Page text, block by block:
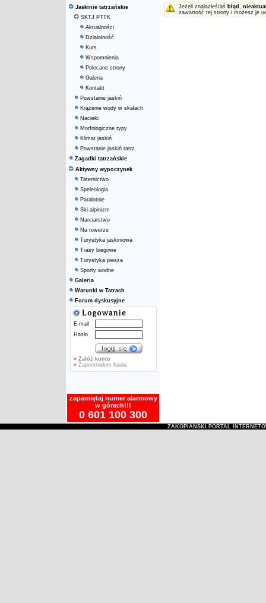
Jaskinie tatrzańskie
SKTJ PTTK
Aktualności
Działalność
Kurs
Wspomnienia
Polecane strony
Galeria
Kontakt
Powstanie jaskiń
Krążenie wody w skałach
Nacieki
Morfologiczne typy
Klimat jaskiń
Powstanie jaskiń tatrz.
Zagadki tatrzańskie
Aktywny wypoczynek
Taternictwo
Speleologia
Paralotnie
Ski-alpinizm
Narciarstwo
Na rowerze
Turystyka jaskiniowa
Trasy biegowe
Turystyka piesza
Sporty wodne
Galeria
Warunki w Tatrach
Forum dyskusyjne
E-mail
Hasło
» Załóż konto
»Zapomniałem hasła
zapamiętaj numer alarmowy
w górach!!!
0 601 100 300
Jeżeli znalazłeś/aś błąd ,
zawartość tej strony i możesz je
ZAKOPIAŃSKI PORTAL